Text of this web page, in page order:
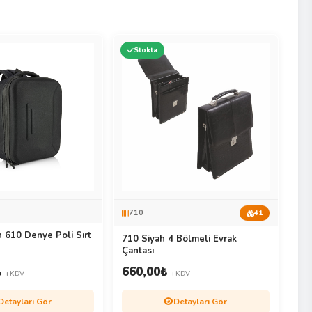
610 Denye Poli Sırt
+KDV
Gör
Stokta
710 41
710 Siyah 4 Bölmeli Evrak
Çantası
660,00₺ +KDV
Detayları Gör